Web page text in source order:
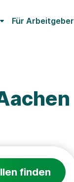
Für Arbeitgeber
finden